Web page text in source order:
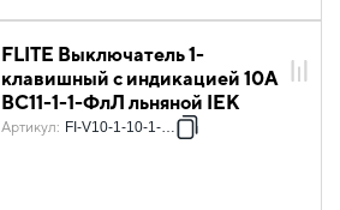
FLITE Выключатель 1-
клавишный с индикацией 10А
ВС11-1-1-ФлЛ льняной IEK
Артикул: FI-V10-1-10-1-K88